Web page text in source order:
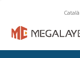
Català